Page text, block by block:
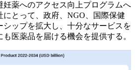
妊薬へのアクセス向上プログラムへ
とって、政府、NGO、国際保健
ップを拡大し、十分なサービスを
医薬品を届ける機会を提供する。